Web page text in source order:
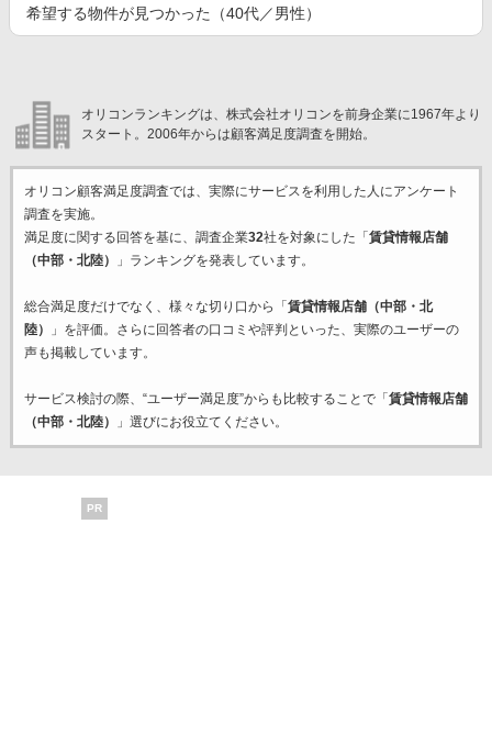
希望する物件が見つかった（40代／男性）
オリコンランキングは、株式会社オリコンを前身企業に1967年より
スタート。2006年からは顧客満足度調査を開始。
オリコン顧客満足度調査では、実際にサービスを利用した 人にアンケート
調査を実施。
満足度に関する回答を基に、調査企業32社を対象にした「 賃貸情報店舗
（中部・北陸）
」ランキングを発表しています。
総合満足度だけでなく、様々な切り口から「 賃貸情報店舗（中部・北
陸）
」を評価。さらに回答者の口コミや評判といった、実際のユーザーの
声も掲載しています。
サービス検討の際、“ユーザー満足度”からも比較することで「 賃貸情報店舗
（中部・北陸）
」選びにお役立てください。
PR